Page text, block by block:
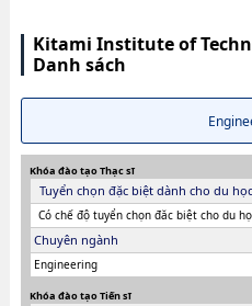
Kitami Institute of
Danh sách
Khóa đào tạo Thạc sĩ
Tuyển chọn đặc biệt dành cho du
Có chế độ tuyển chọn đăc biệt cho du
Chuyên ngành
Engineering
Khóa đào tạo Tiến sĩ